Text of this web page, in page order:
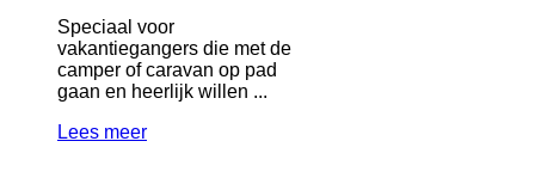
Speciaal voor
vakantiegangers die met de
camper of caravan op pad
gaan en heerlijk willen ...
Lees meer